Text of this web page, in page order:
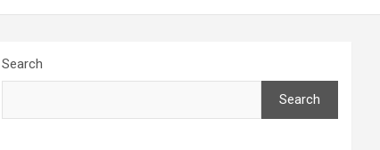
Search
Search